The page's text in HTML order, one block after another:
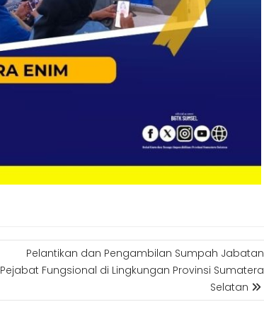
Pelantikan dan Pengambilan Sumpah Jabatan
Pejabat Fungsional di Lingkungan Provinsi Sumatera
Selatan